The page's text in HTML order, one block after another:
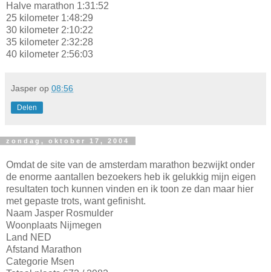
Halve marathon 1:31:52
25 kilometer 1:48:29
30 kilometer 2:10:22
35 kilometer 2:32:28
40 kilometer 2:56:03
Jasper op 08:56
Delen
zondag, oktober 17, 2004
Omdat de site van de amsterdam marathon bezwijkt onder
de enorme aantallen bezoekers heb ik gelukkig mijn eigen
resultaten toch kunnen vinden en ik toon ze dan maar hier
met gepaste trots, want gefinisht.
Naam Jasper Rosmulder
Woonplaats Nijmegen
Land NED
Afstand Marathon
Categorie Msen